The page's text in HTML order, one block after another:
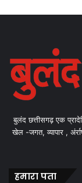
बुलंद छत्तीसगढ़ एक
खेल -जगत, व्यापार ,
हमारा पता